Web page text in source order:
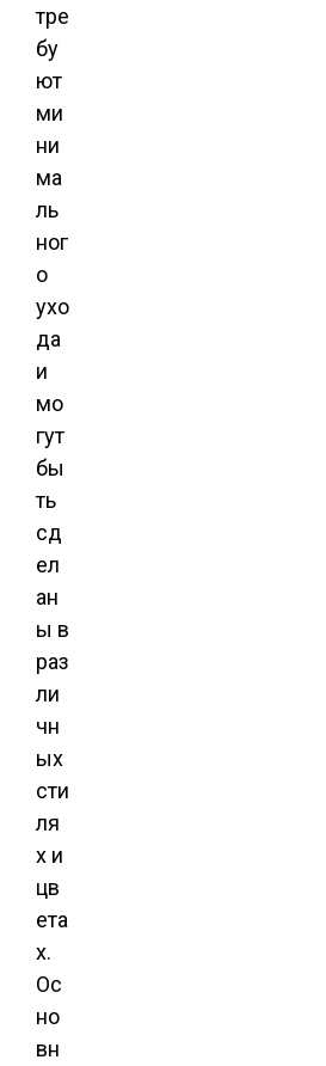
тре
бу
ют
ми
ни
ма
ль
ног
о
ухо
да
и
мо
гут
бы
ть
сд
ел
ан
ы в
раз
ли
чн
ых
сти
ля
х и
цв
ета
х.
Ос
но
вн